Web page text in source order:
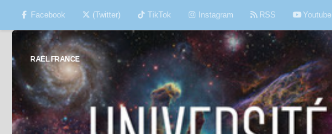
Skip to content
Facebook (Twitter) TikTok Instagram RSS Youtube
RAËL FRANCE